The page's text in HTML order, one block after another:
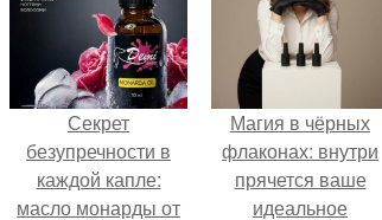
Секрет
безупречности в
каждой капле:
масло монарды от
Магия в чёрных
флаконах: внутри
прячется ваше
идеальное